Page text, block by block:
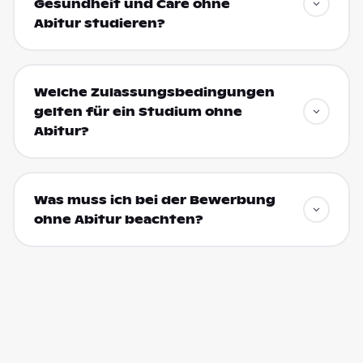
Gesundheit und Care ohne
Abitur studieren?
Welche Zulassungsbedingungen
gelten für ein Studium ohne
Abitur?
Was muss ich bei der Bewerbung
ohne Abitur beachten?